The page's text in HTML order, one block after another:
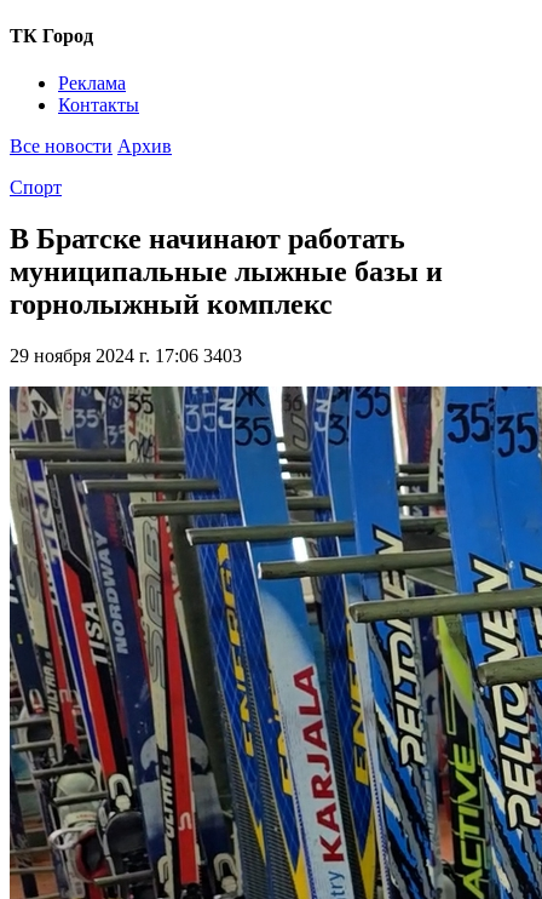
ТК Город
Реклама
Контакты
Все новости Архив
Спорт
В Братске начинают работать
муниципальные лыжные базы и
горнолыжный комплекс
29 ноября 2024 г. 17:06 3403